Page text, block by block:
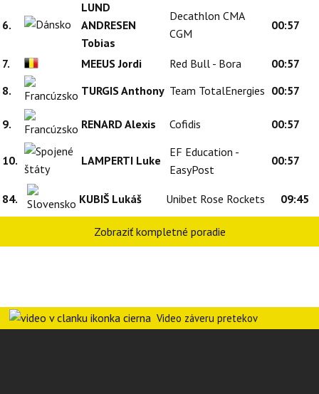
6.
LUND
ANDRESEN
Tobias
Decathlon CMA
CGM
00:57
7. MEEUS Jordi Red Bull - Bora
00:57
8.
TURGIS Anthony Team TotalEnergies 00:57
9. RENARD Alexis Cofidis 00:57
10. LAMPERTI Luke
EF Education -
EasyPost
00:57
84. KUBIŠ Lukáš Unibet Rose Rockets 09:45
Zobraziť kompletné poradie
Video záveru pretekov